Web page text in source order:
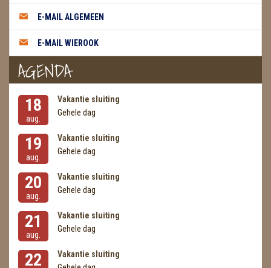
E-MAIL ALGEMEEN
E-MAIL WIEROOK
AGENDA
18
aug.
Vakantie sluiting
Gehele dag
19
aug.
Vakantie sluiting
Gehele dag
20
aug.
Vakantie sluiting
Gehele dag
21
aug.
Vakantie sluiting
Gehele dag
22
Vakantie sluiting